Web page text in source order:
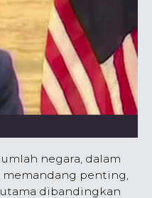
negara, dalam
memandang penting,
dibandingkan